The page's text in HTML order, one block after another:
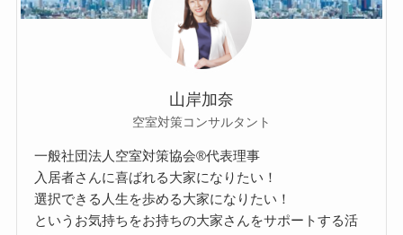
山岸加奈
空室対策コンサルタント
一般社団法人空室対策協会®︎代表理事
入居者さんに喜ばれる大家になりたい！
選択できる人生を歩める大家になりたい！
というお気持ちをお持ちの大家さんをサポートする活